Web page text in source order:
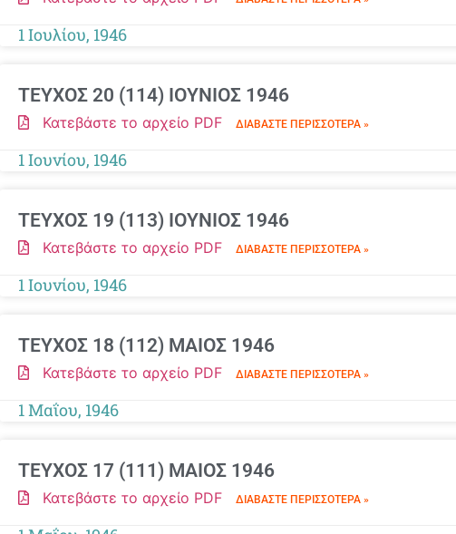
1 Ιουλίου, 1946
ΤΕΥΧΟΣ 20 (114) ΙΟΥΝΙΟΣ 1946
Κατεβάστε το αρχείο PDF ΔΙΑΒΆΣΤΕ ΠΕΡΙΣΣΌΤΕΡΑ »
1 Ιουνίου, 1946
ΤΕΥΧΟΣ 19 (113) ΙΟΥΝΙΟΣ 1946
Κατεβάστε το αρχείο PDF ΔΙΑΒΆΣΤΕ ΠΕΡΙΣΣΌΤΕΡΑ »
1 Ιουνίου, 1946
ΤΕΥΧΟΣ 18 (112) ΜΑΙΟΣ 1946
Κατεβάστε το αρχείο PDF ΔΙΑΒΆΣΤΕ ΠΕΡΙΣΣΌΤΕΡΑ »
1 Μαΐου, 1946
ΤΕΥΧΟΣ 17 (111) ΜΑΙΟΣ 1946
Κατεβάστε το αρχείο PDF ΔΙΑΒΆΣΤΕ ΠΕΡΙΣΣΌΤΕΡΑ »